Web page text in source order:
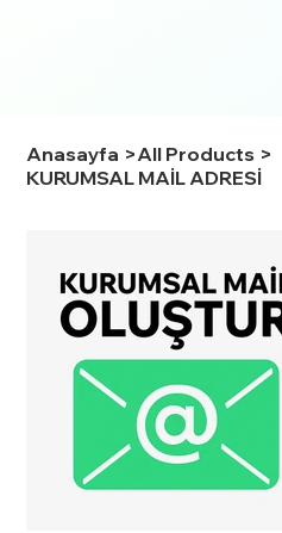
Anasayfa >All Products >
KURUMSAL MAİL ADRESİ